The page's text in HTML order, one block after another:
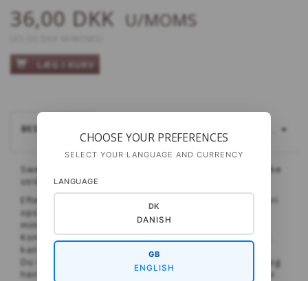
36,00 DKK U/MOMS
LÆG I KURV
BESKRIVELSE
Sweater med klassisk, islandsk inspireret bærestykke
strikket i blød Puno
Efter køb af opskriften vil du modtage en email, hvori
opskriften kan hentes. Der kan gå fra sekunder til
minutter.
Kontrollér din mailadresse, for hvis der er fejl i den,
kan vi ikke hjælpe dig!
Du vil kunne se en overskrift med ordene
, og
herunder ligger et blåt link, som du skal klikke på for
CHOOSE YOUR PREFERENCES
SELECT YOUR LANGUAGE AND CURRENCY
LANGUAGE
DK
DANISH
GB
ENGLISH